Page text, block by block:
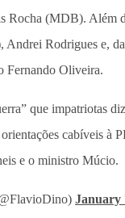
Rocha (MDB). Além
Andrei Rodrigues e,
Fernando Oliveira.
que impatriotas
cabíveis à
e o ministro Múcio.
January